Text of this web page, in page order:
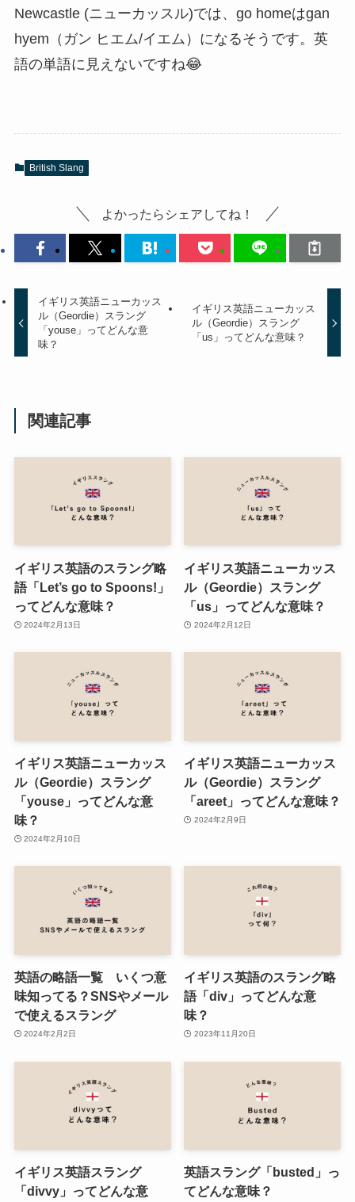
Newcastle (ニューカッスル)では、go homeはgan
hyem（ガン ヒエム/イエム）になるそうです。英
語の単語に見えないですね😂
British Slang
よかったらシェアしてね！
イギリス英語ニューカッス
ル（Geordie）スラング
「youse」ってどんな意
味？
イギリス英語ニューカッス
ル（Geordie）スラング
「us」ってどんな意味？
関連記事
イギリス英語のスラング略
語「Let’s go to Spoons!」
ってどんな意味？
2024年2月13日
イギリス英語ニューカッス
ル（Geordie）スラング
「us」ってどんな意味？
2024年2月12日
イギリス英語ニューカッス
ル（Geordie）スラング
「youse」ってどんな意
味？
2024年2月10日
イギリス英語ニューカッス
ル（Geordie）スラング
「areet」ってどんな意味？
2024年2月9日
英語の略語一覧 いくつ意
味知ってる？SNSやメール
で使えるスラング
2024年2月2日
イギリス英語のスラング略
語「div」ってどんな意
味？
2023年11月20日
イギリス英語スラング
「divvy」ってどんな意
英語スラング「busted」っ
てどんな意味？